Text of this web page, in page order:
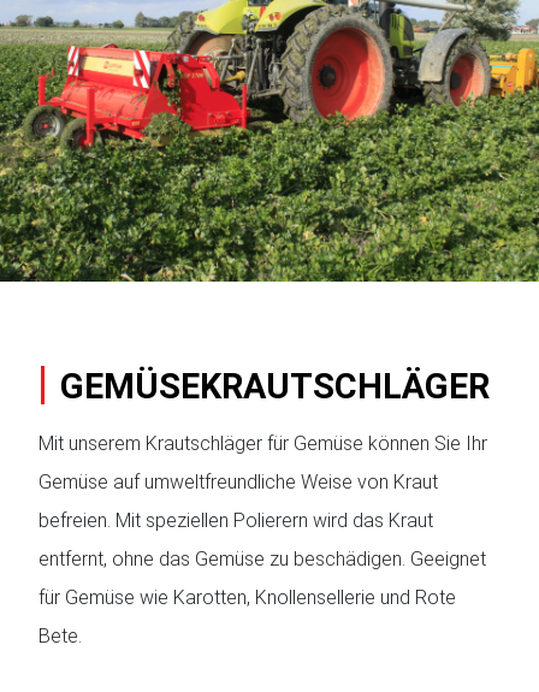
GEMÜSEKRAUTSCHLÄGER
Mit unserem Krautschläger für Gemüse können Sie Ihr
Gemüse auf umweltfreundliche Weise von Kraut
befreien. Mit speziellen Polierern wird das Kraut
entfernt, ohne das Gemüse zu beschädigen. Geeignet
für Gemüse wie Karotten, Knollensellerie und Rote
Bete.